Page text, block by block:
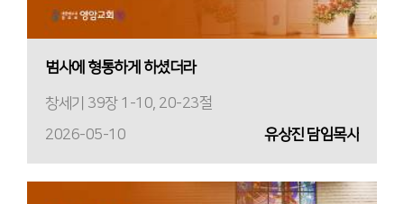
범사에 형통하게 하셨더라
창세기 39장 1-10, 20-23절
2026-05-10
유상진 담임목사